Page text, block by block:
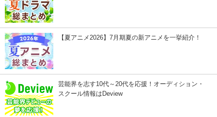
【夏アニメ2026】7月期夏の新アニメを一挙紹介！
芸能界を志す10代～20代を応援！オーディション・
スクール情報はDeview